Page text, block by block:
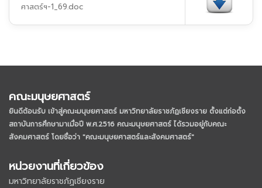
ศาสตร์ฯ-1_69.doc
คณะมนุษยศาสตร์
ยินดีต้อนรับ เข้าสู่คณะมนุษยศาสตร์ มหาวิทยาลัยราชภัฏเชียงราย ตั้งแต่ก่อตั้ง
สถาบันการศึกษามาเมื่อปี พ.ศ.2516 คณะมนุษยศาสตร์ ได้รวมอยู่กับคณะ
สังคมศาสตร์ โดยชื่อว่า "คณะมนุษยศาสตร์และสังคมศาสตร์"
หน่วยงานที่เกี่ยวข้อง
มหาวิทยาลัยราชภัฏเชียงราย